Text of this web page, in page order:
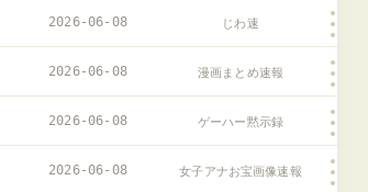
2026-06-08 じわ速
2026-06-08 漫画まとめ速報
2026-06-08 ゲーハー黙示録
2026-06-08 女子アナお宝画像速報